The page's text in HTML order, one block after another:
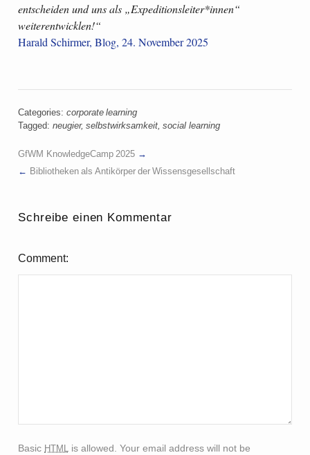
entscheiden und uns als „Expeditionsleiter*innen“
weiterentwicklen!“
Harald Schirmer, Blog, 24. November 2025
Categories: corporate learning
Tagged: neugier,selbstwirksamkeit ,social learning
GfWM KnowledgeCamp 2025
Bibliotheken als Antikörper der Wissensgesellschaft
Schreibe einen Kommentar
Comment
Basic html is allowed. Your email address will not be